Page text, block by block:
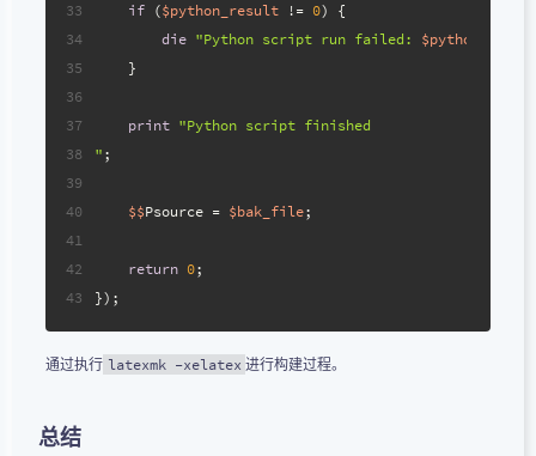
33
34
35
36
37
38
39
40
41
42
43
if ($python_result != 0) {
die "Python script run failed: $python_cmd
    }
print "Python script finished
" ;
$$Psource = $bak_file;
return 0;
});
通过执行 latexmk -xelatex 进行构建过程。
总结